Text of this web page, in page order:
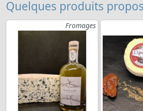
Quelques produits
Fromages